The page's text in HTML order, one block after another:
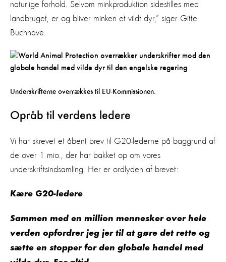
naturlige forhold. Selvom minkproduktion sidestilles med
landbruget, er og bliver minken et vildt dyr,” siger Gitte
Buchhave.
Underskrifterne overrækkes til EU-Kommissionen.
Opråb til verdens ledere
Vi har skrevet et åbent brev til G20-lederne på baggrund af
de over 1 mio., der har bakket op om vores
underskriftsindsamling. Her er ordlyden af brevet:
Kære G20-ledere
Sammen med en million mennesker over hele
verden opfordrer jeg jer til at gøre det rette og
sætte en stopper for den globale handel med